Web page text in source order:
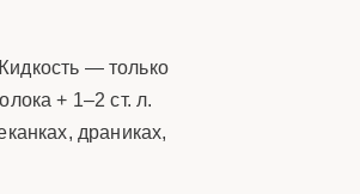
— только
+ 1–2 ст. л.
драниках,